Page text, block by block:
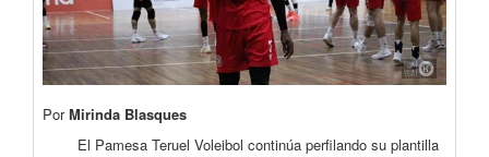
PorMirinda Blasques
El Pamesa Teruel Voleibol continúa perfilando su plantilla